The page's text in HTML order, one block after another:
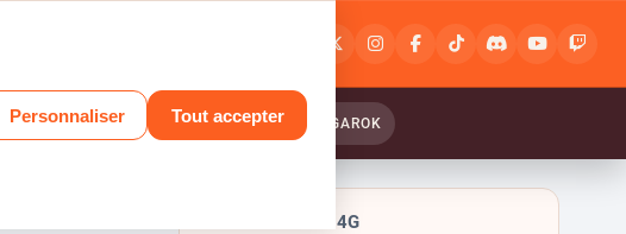
inscription
GRANBLUE FANTASY RELINK : ENDLESS RANGAROK
ENCHÈRE EN P4G
Personnaliser Tout accepter